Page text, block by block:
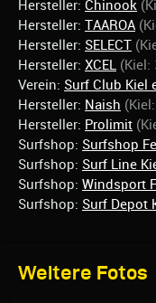
Hersteller: Chinook
Hersteller: TAAROA
Hersteller: SELECT
Hersteller: XCEL (Kiel:
Verein: Surf Club Kiel
Hersteller: Naish
Hersteller: Prolimit
Surfshop: Surfshop
Surfshop: Surf Line
Surfshop: Windsport
Surfshop: Surf Depot
Weitere Fotos